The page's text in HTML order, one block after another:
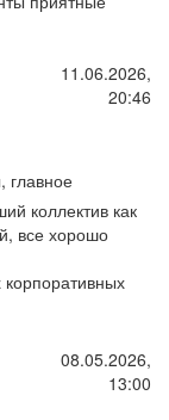
11.06.2026,
20:46
главное
коллектив как
все хорошо
08.05.2026,
13:00